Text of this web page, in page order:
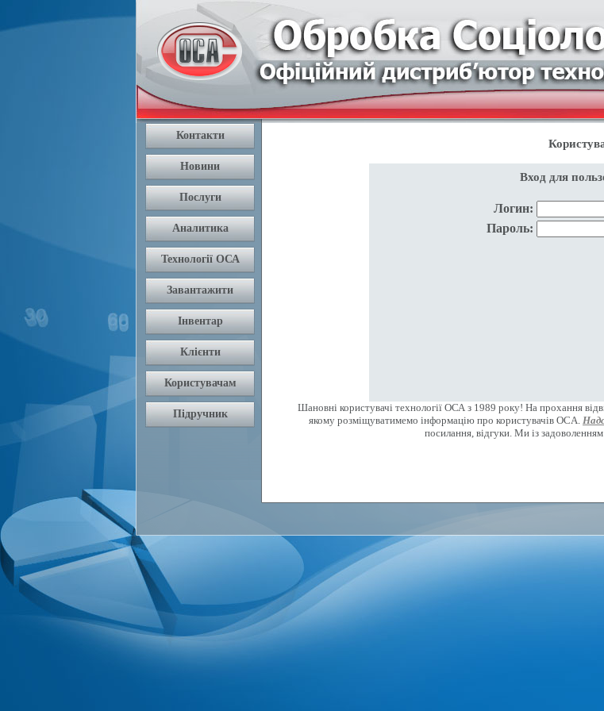
Шановні користувачі технології ОСА з 1989 року! На прохання
якому розміщуватимемо інформацію про користувачів OCA.
посилання, відгуки. Ми із